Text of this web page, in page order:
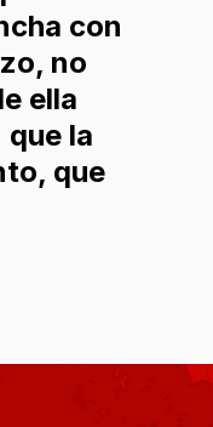
con
no
ella
que la
que